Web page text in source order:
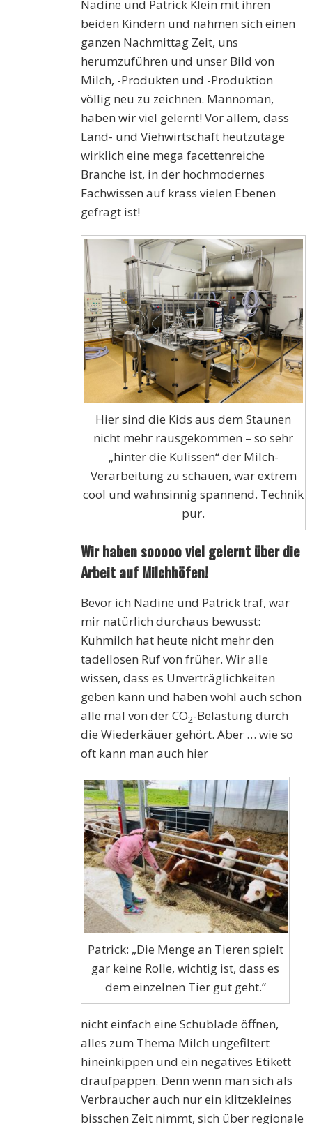
Nadine und Patrick Klein mit ihren
beiden Kindern und nahmen sich einen
ganzen Nachmittag Zeit, uns
herumzuführen und unser Bild von
Milch, -Produkten und -Produktion
völlig neu zu zeichnen. Mannoman,
haben wir viel gelernt! Vor allem, dass
Land- und Viehwirtschaft heutzutage
wirklich eine mega facettenreiche
Branche ist, in der hochmodernes
Fachwissen auf krass vielen Ebenen
gefragt ist!
Hier sind die Kids aus dem Staunen
nicht mehr rausgekommen – so sehr
„hinter die Kulissen“ der Milch-
Verarbeitung zu schauen, war extrem
cool und wahnsinnig spannend. Technik
pur.
Wir haben sooooo viel gelernt über die
Arbeit auf Milchhöfen!
Bevor ich Nadine und Patrick traf, war
mir natürlich durchaus bewusst:
Kuhmilch hat heute nicht mehr den
tadellosen Ruf von früher. Wir alle
wissen, dass es Unverträglichkeiten
geben kann und haben wohl auch schon
alle mal von der CO2-Belastung durch
die Wiederkäuer gehört. Aber … wie so
oft kann man auch hier
Patrick: „Die Menge an Tieren spielt
gar keine Rolle, wichtig ist, dass es
dem einzelnen Tier gut geht.“
nicht einfach eine Schublade öffnen,
alles zum Thema Milch ungefiltert
hineinkippen und ein negatives Etikett
draufpappen. Denn wenn man sich als
Verbraucher auch nur ein klitzekleines
bisschen Zeit nimmt, sich über regionale